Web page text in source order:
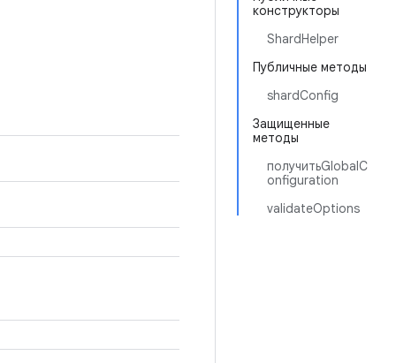
конструкторы
ShardHelper
Публичные методы
shardConfig
Защищенные
методы
получитьGlobalC
onfiguration
validateOptions